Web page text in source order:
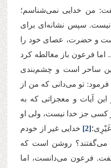
من خدایی نمی‌شناسم؛
سپس نشانه‌ای برای
و حضرت، عصای خود را
اما فرعون باز مغالطه کرد
ساحر است و چشم‌بندی
تو می‌دانی که من از
آیات و معجزاتی که به
جز خدا نیست، ولی او
[2] خدایی غیر از خودم
می‌گفتند؟ روشن است که
فرعون می‌دانست، اما